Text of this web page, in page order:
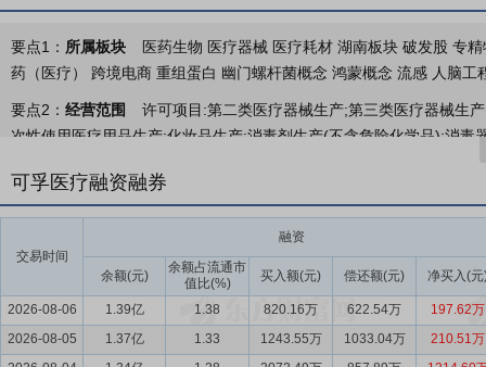
要点1： 所属板块
医药生物 医疗器械 医疗耗材 湖南板块 破发股 专
药（医疗） 跨境电商 重组蛋白 幽门螺杆菌概念 鸿蒙概念 流感 人脑工
要点2： 经营范围
许可项目:第二类医疗器械生产;第三类医疗器械生
次性使用医疗用品生产;化妆品生产;消毒剂生产(不含危险化学品);消
究和试验发展;医学研究和试验发展;技术服务、技术开发、技术咨询
售;第二类医疗器械销售;医用口罩批发;医用口罩零售;医护人员防护用
用医疗用品销售;消毒剂销售(不含危险化学品);个人卫生用品销售;化
器销售;家用电器制造;针纺织品及原料销售;卫生用杀虫剂销售;信息技
售;健康咨询服务(不含诊疗服务);计算机软硬件及辅助设备零售;计算
用品销售;模具销售;宠物食品及用品零售;宠物食品及用品批发;食品用
基材料销售;非居住房地产租赁;住房租赁;针织或钩针编织物及其制品
可孚医疗融资融券
交易时间
融资
余额(元)
余额占流通市
值比(%)
买入额(元) 偿还额(元) 净买入(元
2026-08-06 1.39亿 1.38 820.16万 622.54万
197.62万
2026-08-05
1.37亿 1.33 1243.55万 1033.04万
210.51万